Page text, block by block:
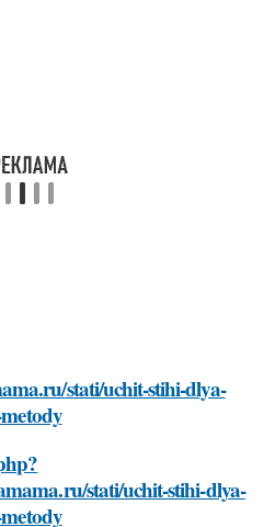
stati/uchit-stihi-dlya-
stati/uchit-stihi-dlya-